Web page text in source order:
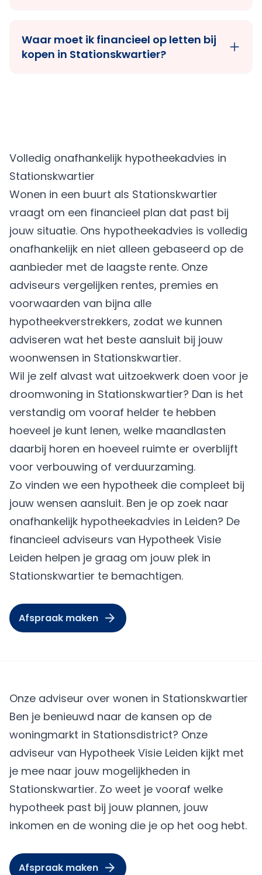
Waar moet ik financieel op letten bij
kopen in Stationskwartier?
Volledig onafhankelijk hypotheekadvies in
Stationskwartier
Wonen in een buurt als Stationskwartier
vraagt om een financieel plan dat past bij
jouw situatie. Ons hypotheekadvies is volledig
onafhankelijk en niet alleen gebaseerd op de
aanbieder met de laagste rente. Onze
adviseurs vergelijken rentes, premies en
voorwaarden van bijna alle
hypotheekverstrekkers, zodat we kunnen
adviseren wat het beste aansluit bij jouw
woonwensen in Stationskwartier.
Wil je zelf alvast wat uitzoekwerk doen voor je
droomwoning in Stationskwartier? Dan is het
verstandig om vooraf helder te hebben
hoeveel je kunt lenen, welke maandlasten
daarbij horen en hoeveel ruimte er overblijft
voor verbouwing of verduurzaming.
Zo vinden we een hypotheek die compleet bij
jouw wensen aansluit. Ben je op zoek naar
onafhankelijk hypotheekadvies in Leiden? De
financieel adviseurs van Hypotheek Visie
Leiden helpen je graag om jouw plek in
Stationskwartier te bemachtigen.
Afspraak maken
Onze adviseur over wonen in Stationskwartier
Ben je benieuwd naar de kansen op de
woningmarkt in Stationsdistrict? Onze
adviseur van Hypotheek Visie Leiden kijkt met
je mee naar jouw mogelijkheden in
Stationskwartier. Zo weet je vooraf welke
hypotheek past bij jouw plannen, jouw
inkomen en de woning die je op het oog hebt.
Afspraak maken